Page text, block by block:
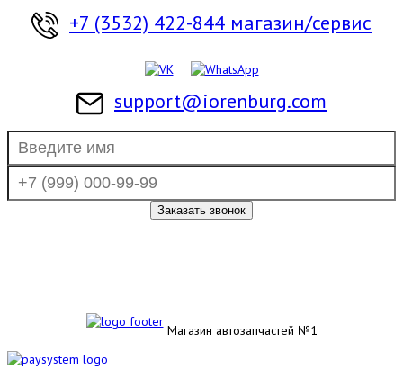
+7 (3532) 422-844 магазин/сервис
support@iorenburg.com
Магазин автозапчастей №1